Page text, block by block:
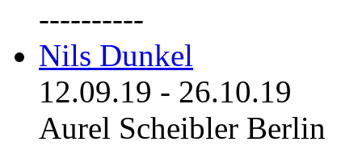
----------
Nils Dunkel
12.09.19 - 26.10.19
Aurel Scheibler Berlin